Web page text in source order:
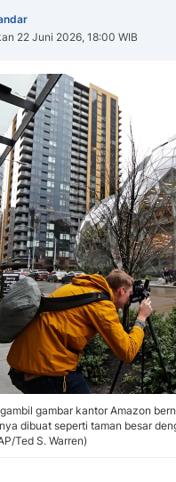
22 Juni 2026, 18:00 WIB
gambar kantor Amazon
dibuat seperti taman besar
Ted S. Warren)